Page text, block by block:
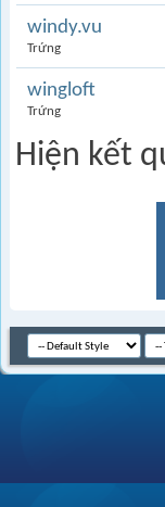
windy.vu
Trứng
wingloft
Trứng
Hiện kết